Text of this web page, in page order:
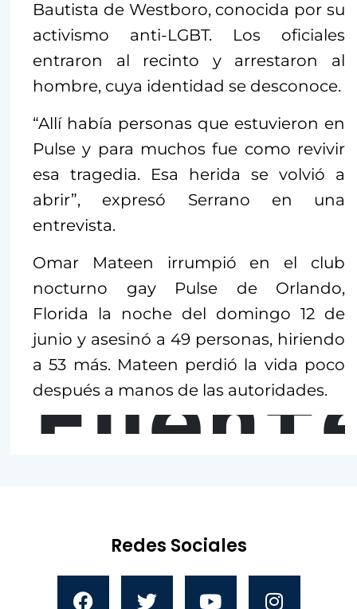
Bautista de Westboro, conocida por su
activismo anti-LGBT. Los oficiales
entraron al recinto y arrestaron al
hombre, cuya identidad se desconoce.
“Allí había personas que estuvieron en
Pulse y para muchos fue como revivir
esa tragedia. Esa herida se volvió a
abrir”, expresó Serrano en una
entrevista.
Omar Mateen irrumpió en el club
nocturno gay Pulse de Orlando,
Florida la noche del domingo 12 de
junio y asesinó a 49 personas, hiriendo
a 53 más. Mateen perdió la vida poco
después a manos de las autoridades.
Redes Sociales